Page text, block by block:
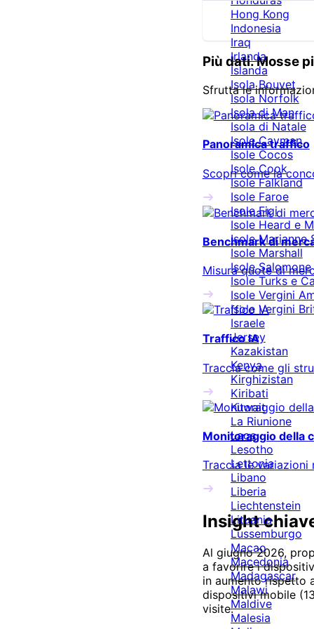
Hong Kong
Indonesia
Iraq
Irlanda
Islanda
Isola Bouvet
Isola Norfolk
Isola di Man
Isola di Natale
Isole Cayman
Isole Cocos
Isole Cook
Isole Falkland
Isole Faroe
Isole Figi
Isole Heard e
Isole Marianne
Isole Marshall
Isole Salomone
Isole Turks e
Isole Vergini
Isole Vergini
Israele
Jersey
Kazakistan
Kenya
Kirghizistan
Kiribati
Kuwait
La Riunione
Laos
Lesotho
Lettonia
Libano
Liberia
Liechtenstein
Lituania
Lussemburgo
Macao
Macedonia
Madagascar
Malawi
Maldive
Malesia
Più dati. Mosse
Sfrutta le
Panoramica traffico
Scopri come la
Benchmark di
Misura quote di
Traffico IA
Traccia come gli
Monitoraggio della
Traccia le variazioni
Insight
Al giugno 2026,
a favorire i
in aumento rispetto
dispositivi mobile
visite.